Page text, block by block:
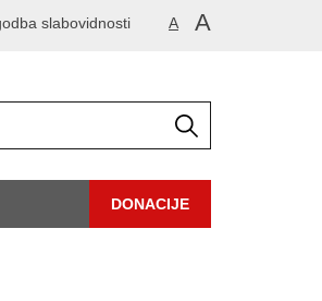
A A
slabovidnosti
DONACIJE